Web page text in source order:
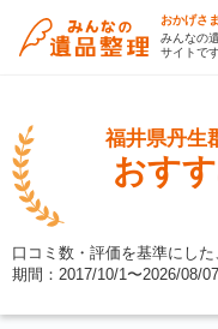
おかげさ
みんなの
サイトで
福井県丹生
おす
口コミ数・評価を基準にし
期間：2017/10/1〜2026/08/07